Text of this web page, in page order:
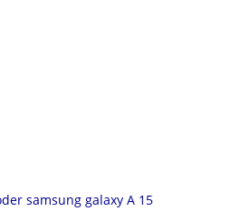
samsung galaxy A 15